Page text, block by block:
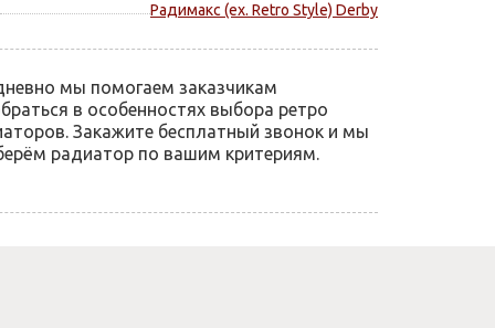
Радимакс (ex. Retro Style) Derby
мы помогаем заказчикам
в особенностях выбора ретро
Закажите бесплатный звонок и мы
радиатор по вашим критериям.